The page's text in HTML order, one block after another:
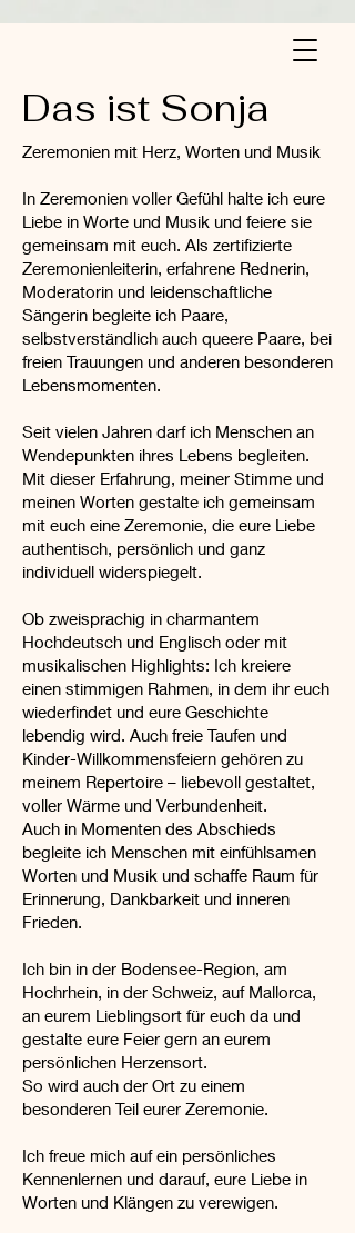
Das ist Sonja
Zeremonien mit Herz, Worten und Musik
In Zeremonien voller Gefühl halte ich eure
Liebe in Worte und Musik und feiere sie
gemeinsam mit euch. Als zertifizierte
Zeremonienleiterin, erfahrene Rednerin,
Moderatorin und leidenschaftliche
Sängerin begleite ich Paare,
selbstverständlich auch queere Paare, bei
freien Trauungen und anderen besonderen
Lebensmomenten.
Seit vielen Jahren darf ich Menschen an
Wendepunkten ihres Lebens begleiten.
Mit dieser Erfahrung, meiner Stimme und
meinen Worten gestalte ich gemeinsam
mit euch eine Zeremonie, die eure Liebe
authentisch, persönlich und ganz
individuell widerspiegelt.
Ob zweisprachig in charmantem
Hochdeutsch und Englisch oder mit
musikalischen Highlights: Ich kreiere
einen stimmigen Rahmen, in dem ihr euch
wiederfindet und eure Geschichte
lebendig wird. Auch freie Taufen und
Kinder-Willkommensfeiern gehören zu
meinem Repertoire – liebevoll gestaltet,
voller Wärme und Verbundenheit.
Auch in Momenten des Abschieds
begleite ich Menschen mit einfühlsamen
Worten und Musik und schaffe Raum für
Erinnerung, Dankbarkeit und inneren
Frieden.
Ich bin in der Bodensee-Region, am
Hochrhein, in der Schweiz, auf Mallorca,
an eurem Lieblingsort für euch da und
gestalte eure Feier gern an eurem
persönlichen Herzensort.
So wird auch der Ort zu einem
besonderen Teil eurer Zeremonie.
Ich freue mich auf ein persönliches
Kennenlernen und darauf, eure Liebe in
Worten und Klängen zu verewigen.